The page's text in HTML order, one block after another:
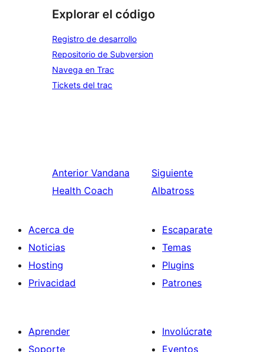
Explorar el código
Registro de desarrollo
Repositorio de Subversion
Navega en Trac
Tickets del trac
Anterior Vandana
Health Coach
Siguiente
Albatross
Acerca de
Noticias
Hosting
Privacidad
Escaparate
Temas
Plugins
Patrones
Aprender
Soporte
Involúcrate
Eventos